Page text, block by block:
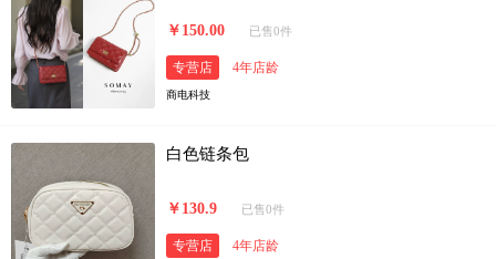
￥150.00 已售0件
专营店 4年店龄
商电科技
白色链条包
￥130.9 已售0件
专营店 4年店龄